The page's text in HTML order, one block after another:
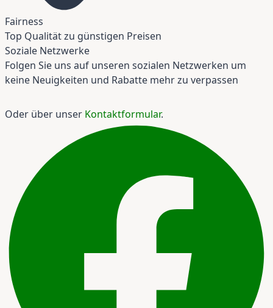
Fairness
Top Qualität zu günstigen Preisen
Soziale Netzwerke
Folgen Sie uns auf unseren sozialen Netzwerken um
keine Neuigkeiten und Rabatte mehr zu verpassen
Oder über unser Kontaktformular.